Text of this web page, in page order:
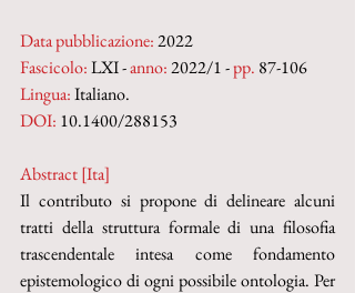
Data pubblicazione: 2022
Fascicolo: LXI - anno: 2022/1 - pp. 87-106
Lingua: Italiano.
DOI: 10.1400/288153
Abstract [Ita]
Il contributo si propone di delineare alcuni
tratti della struttura formale di una filosofia
trascendentale intesa come fondamento
epistemologico di ogni possibile ontologia. Per